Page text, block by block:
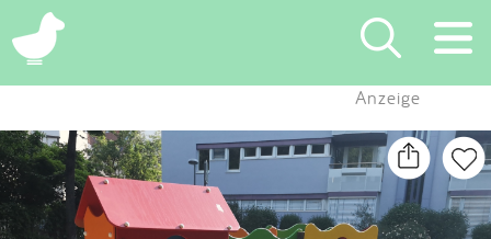
×
Suchen
Eintragen
Anzeige